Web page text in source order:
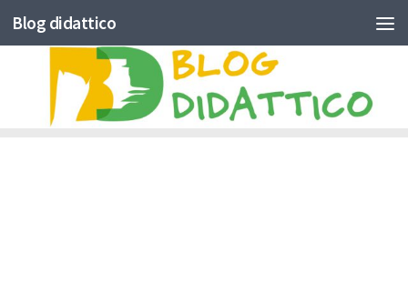
Skip to content
Blog didattico